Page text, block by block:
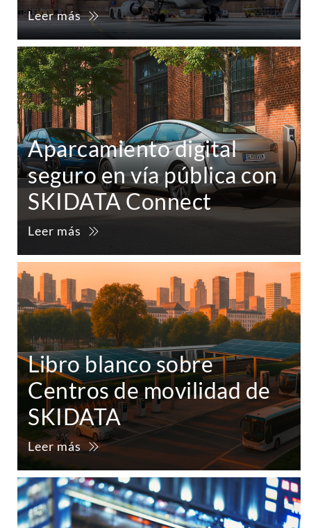
Leer más
Aparcamiento digital
seguro en vía pública con
SKIDATA Connect
Leer más
Libro blanco sobre
Centros de movilidad de
SKIDATA
Leer más